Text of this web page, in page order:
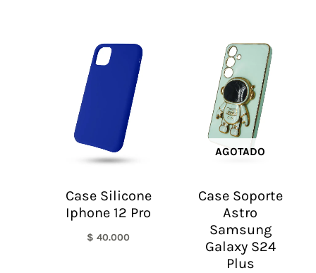
Case Silicone
Iphone 12 Pro
$ 40.000
AGOTADO
Case Soporte
Astro
Samsung
Galaxy S24
Plus